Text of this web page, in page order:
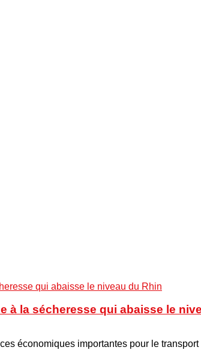
à la sécheresse qui abaisse le
économiques importantes pour le